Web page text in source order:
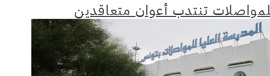
تنتدب أعوان متعاقدين